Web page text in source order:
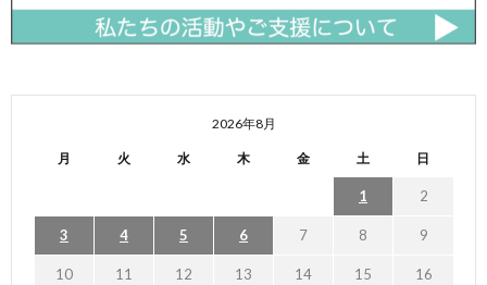
2026年8月
月 火 水 木 金 土 日
1 2
3 4 5 6 7 8 9
10 11 12 13 14 15 16